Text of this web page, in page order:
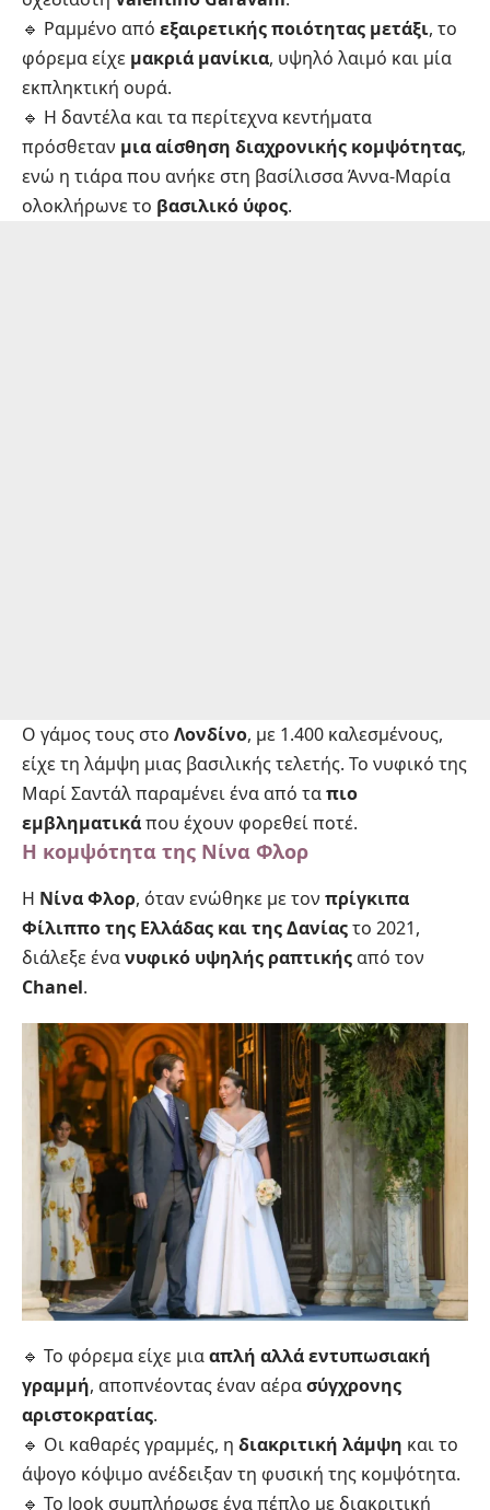
🔹 Ραμμένο από εξαιρετικής ποιότητας μετάξι, το
φόρεμα είχε μακριά μανίκια, υψηλό λαιμό και μία
εκπληκτική ουρά.
🔹 Η δαντέλα και τα περίτεχνα κεντήματα
πρόσθεταν μια αίσθηση διαχρονικής κομψότητας,
ενώ η τιάρα που ανήκε στη βασίλισσα Άννα-Μαρία
ολοκλήρωνε το βασιλικό ύφος.
Ο γάμος τους στο Λονδίνο, με 1.400 καλεσμένους,
είχε τη λάμψη μιας βασιλικής τελετής. Το νυφικό της
Μαρί Σαντάλ παραμένει ένα από ταπιο
εμβληματικάπου έχουν φορεθεί ποτέ.
Η κομψότητα της Νίνα Φλορ
Η Νίνα Φλορ, όταν ενώθηκε με τον πρίγκιπα
Φίλιππο της Ελλάδας και της Δανίαςτο 2021,
διάλεξε ένανυφικό υψηλής ραπτικήςαπό τον
Chanel.
🔹 Το φόρεμα είχε μιααπλή αλλά εντυπωσιακή
γραμμή, αποπνέοντας έναν αέρασύγχρονης
αριστοκρατίας.
🔹 Οι καθαρές γραμμές, η διακριτική λάμψη και το
άψογο κόψιμο ανέδειξαν τη φυσική της κομψότητα.
🔹 Το look συμπλήρωσε ένα πέπλο με διακριτική